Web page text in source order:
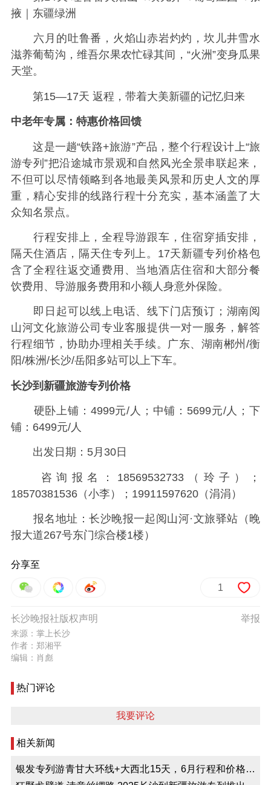
掖｜东疆绿洲
六月的吐鲁番，火焰山赤岩灼灼，坎儿井雪水
滋养葡萄沟，维吾尔果农忙碌其间，“火洲”变身瓜果
天堂。
第15—17天 返程，带着大美新疆的记忆归来
中老年专属：特惠价格回馈
这是一趟“铁路+旅游”产品，整个行程设计上“旅
游专列”把沿途城市景观和自然风光全景串联起来，
不但可以尽情领略到各地最美风景和历史人文的厚
重，精心安排的线路行程十分充实，基本涵盖了大
众知名景点。
行程安排上，全程导游跟车，住宿穿插安排，
隔天住酒店，隔天住专列上。17天新疆专列价格包
含了全程往返交通费用、当地酒店住宿和大部分餐
饮费用、导游服务费用和小额人身意外保险。
即日起可以线上电话、线下门店预订；湖南阅
山河文化旅游公司专业客服提供一对一服务，解答
行程细节，协助办理相关手续。广东、湖南郴州/衡
阳/株洲/长沙/岳阳多站可以上下车。
长沙到新疆旅游专列价格
硬卧上铺：4999元/人；中铺：5699元/人；下
铺：6499元/人
出发日期：5月30日
咨询报名：18569532733（玲子）；
18570381536（小李）；19911597620（涓涓）
报名地址：长沙晚报一起阅山河·文旅驿站（晚
报大道267号东门综合楼1楼）
分享至
1
举报
长沙晚报社版权声明
来源：掌上长沙
作者：郑湘平
编辑：肖彪
热门评论
我要评论
相关新闻
银发专列游青甘大环线+大西北15天，6月行程和价格来